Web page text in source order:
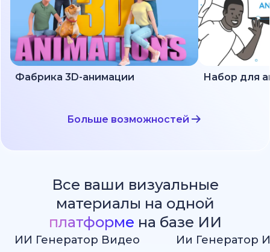
Фабрика 3D-анимации
Больше возможностей
Все ваши визуальные
материалы на одной
платформе на базе ИИ
ИИ Генератор Видео